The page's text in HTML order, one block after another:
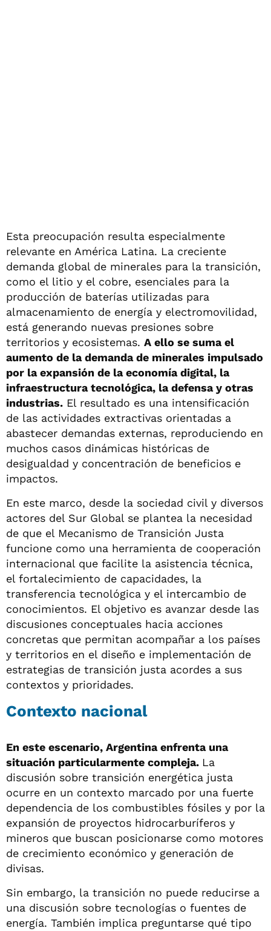
Esta preocupación resulta especialmente
relevante en América Latina. La creciente
demanda global de minerales para la transición,
como el litio y el cobre, esenciales para la
producción de baterías utilizadas para
almacenamiento de energía y electromovilidad,
está generando nuevas presiones sobre
territorios y ecosistemas. A ello se suma el
aumento de la demanda de minerales impulsado
por la expansión de la economía digital, la
infraestructura tecnológica, la defensa y otras
industrias. El resultado es una intensificación
de las actividades extractivas orientadas a
abastecer demandas externas, reproduciendo en
muchos casos dinámicas históricas de
desigualdad y concentración de beneficios e
impactos.
En este marco, desde la sociedad civil y diversos
actores del Sur Global se plantea la necesidad
de que el Mecanismo de Transición Justa
funcione como una herramienta de cooperación
internacional que facilite la asistencia técnica,
el fortalecimiento de capacidades, la
transferencia tecnológica y el intercambio de
conocimientos. El objetivo es avanzar desde las
discusiones conceptuales hacia acciones
concretas que permitan acompañar a los países
y territorios en el diseño e implementación de
estrategias de transición justa acordes a sus
contextos y prioridades.
Contexto nacional
En este escenario, Argentina enfrenta una
situación particularmente compleja. La
discusión sobre transición energética justa
ocurre en un contexto marcado por una fuerte
dependencia de los combustibles fósiles y por la
expansión de proyectos hidrocarburíferos y
mineros que buscan posicionarse como motores
de crecimiento económico y generación de
divisas.
Sin embargo, la transición no puede reducirse a
una discusión sobre tecnologías o fuentes de
energía. También implica preguntarse qué tipo